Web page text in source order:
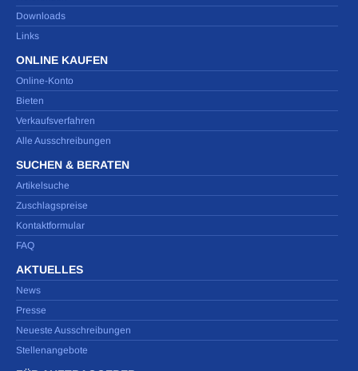
Downloads
Links
ONLINE KAUFEN
Online-Konto
Bieten
Verkaufsverfahren
Alle Ausschreibungen
SUCHEN & BERATEN
Artikelsuche
Zuschlagspreise
Kontaktformular
FAQ
AKTUELLES
News
Presse
Neueste Ausschreibungen
Stellenangebote